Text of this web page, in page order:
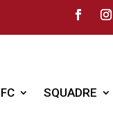
SQUADRE